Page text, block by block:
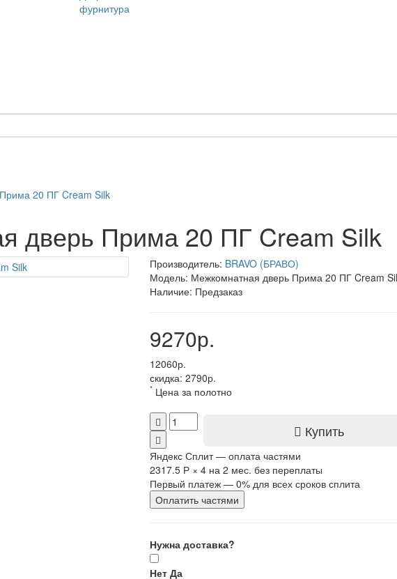
20 ПГ Cream Silk
дверь Прима 20 ПГ Cream Silk
Производитель: BRAVO (БРАВО)
Модель: Межкомнатная дверь Прима 20 ПГ Cream
Наличие: Предзаказ
9270р.
12060р.
скидка: 2790р.
*Цена за полотно
Купить
Яндекс Сплит — оплата частями
2317.5 Р× 4на 2 мес. без переплаты
Первый платеж — 0% для всех сроков сплита
Оплатить частями
Нужна доставка?
Нет Да